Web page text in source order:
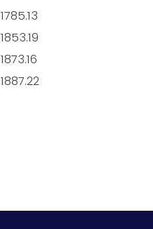
1785.13
1853.19
1873.16
1887.22